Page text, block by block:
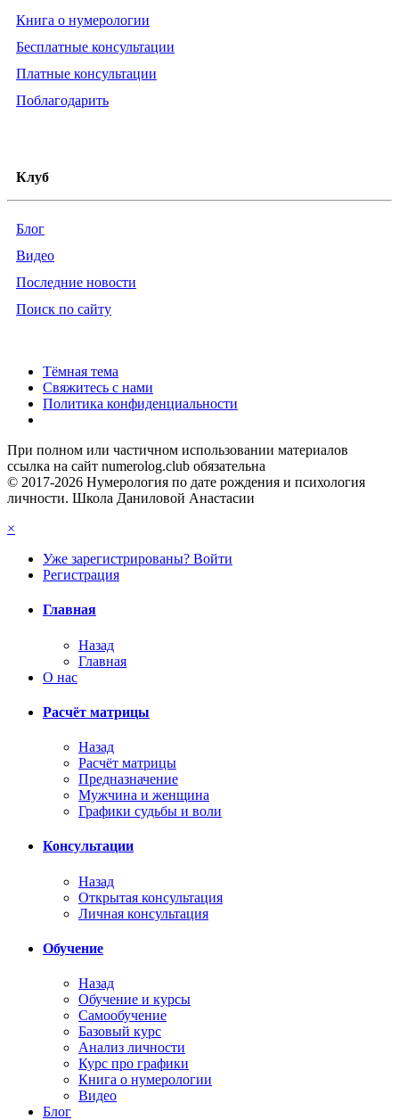
Книга о нумерологии
Бесплатные консультации
Платные консультации
Поблагодарить
Клуб
Блог
Видео
Последние новости
Поиск по сайту
Тёмная тема
Свяжитесь с нами
Политика конфиденциальности
При полном или частичном использовании материалов
ссылка на сайт numerolog.club обязательна
© 2017-2026 Нумерология по дате рождения и психология
личности. Школа Даниловой Анастасии
×
Уже зарегистрированы? Войти
Регистрация
Главная
Назад
Главная
О нас
Расчёт матрицы
Назад
Расчёт матрицы
Предназначение
Мужчина и женщина
Графики судьбы и воли
Консультации
Назад
Открытая консультация
Личная консультация
Обучение
Назад
Обучение и курсы
Самообучение
Базовый курс
Анализ личности
Курс про графики
Книга о нумерологии
Видео
Блог